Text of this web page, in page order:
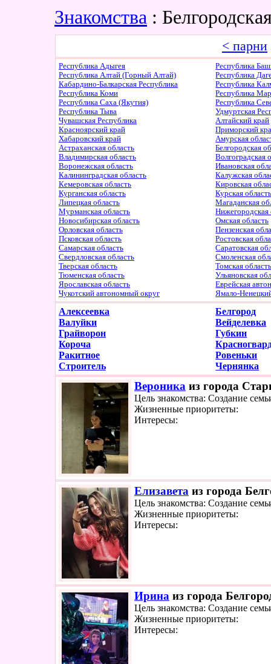
Знакомства :
< парни
Республика Адыгея
Республика
Республика Алтай (Горный Алтай)
Республика
Кабардино-Балкарская Республика
Республика
Республика Коми
Республика
Республика Саха (Якутия)
Республика
Республика Тыва
Удмуртская
Чувашская Республика
Алтайский край
Красноярский край
Приморский
Хабаровский край
Амурская
Астраханская область
Белгородская
Владимирская область
Волгоградская
Воронежская область
Ивановская
Калининградская область
Калужская
Кемеровская область
Кировская
Курганская область
Курская
Липецкая область
Магаданская
Мурманская область
Нижегородская
Новосибирская область
Омская область
Орловская область
Пензенская
Псковская область
Ростовская
Самарская область
Саратовская
Свердловская область
Смоленская
Тверская область
Томская
Тюменская область
Ульяновская
Ярославская область
Еврейская
Чукотский автономный округ
Ямало-
Алексеевка
Белгород
Валуйки
Вейделевка
Грайворон
Губкин
Короча
Ракитное
Ровеньки
Строитель
Чернянка
Вероника из города
Цель знакомства: Создание
Жизненные приоритеты:
Интересы:
Елизавета из города
Цель знакомства: Создание
Жизненные приоритеты:
Интересы:
Ирина из города
Цель знакомства: Создание
Жизненные приоритеты:
Интересы: